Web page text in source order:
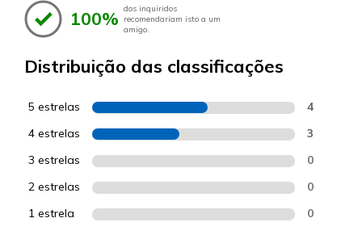
100% dos inquiridos
recomendariam isto a um
amigo.
Distribuição das classificações
5 estrelas 4
4 estrelas 3
3 estrelas 0
2 estrelas 0
1 estrela 0